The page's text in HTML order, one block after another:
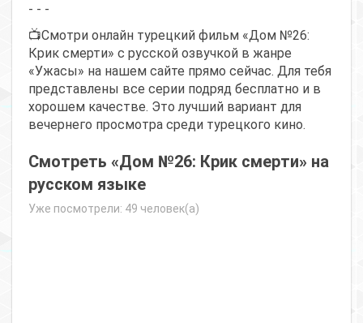
- - -
📺Смотри онлайн турецкий фильм «Дом №26:
Крик смерти» с русской озвучкой в жанре
«Ужасы» на нашем сайте прямо сейчас. Для тебя
представлены все серии подряд бесплатно и в
хорошем качестве. Это лучший вариант для
вечернего просмотра среди турецкого кино.
Смотреть «Дом №26: Крик смерти» на
русском языке
Уже посмотрели: 49 человек(а)